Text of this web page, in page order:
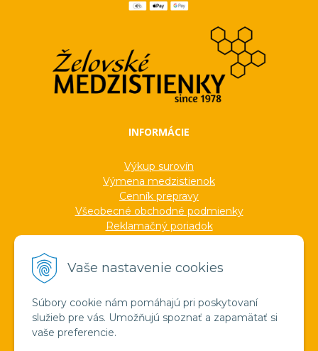
Vaše nastavenie cookies
Súbory cookie nám pomáhajú pri poskytovaní
služieb pre vás. Umožňujú spoznať a zapamätať si
vaše preferencie.
INFORMÁCIE
Výkup surovín
Výmena medzistienok
Cenník prepravy
Všeobecné obchodné podmienky
Reklamačný poriadok
Formuláre
Ocenenia
Veľkoobchod
Verejné obstarávanie